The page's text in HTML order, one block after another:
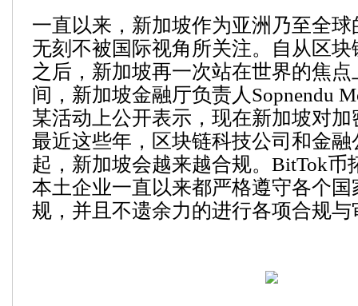
一直以来，新加坡作为亚洲乃至全
无刻不被国际视角所关注。自从区
之后，新加坡再一次站在世界的焦
间，新加坡金融厅负责人Sopnendu
某活动上公开表示，现在新加坡对
最近这些年，区块链科技公司和金
起，新加坡会越来越合规。BitTok币
本土企业一直以来都严格遵守各个
规，并且不遗余力的进行各项合规与